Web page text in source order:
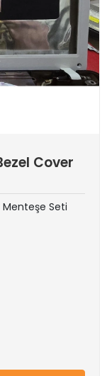
Cover
Menteşe Seti